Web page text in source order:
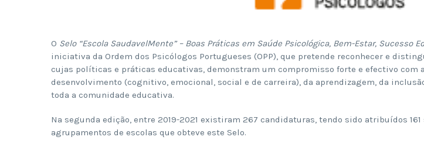
O Selo “Escola SaudavelMente” – Boas Práticas em Saúde Psicológica, Bem-Estar, Sucesso
iniciativa da Ordem dos Psicólogos Portugueses (OPP), que pretende reconhecer e
cujas políticas e práticas educativas, demonstram um compromisso forte e efectivo com
desenvolvimento (cognitivo, emocional, social e de carreira), da aprendizagem, da
toda a comunidade educativa.
Na segunda edição, entre 2019-2021 existiram 267 candidaturas, tendo sido atribuídos 161
agrupamentos de escolas que obteve este Selo.